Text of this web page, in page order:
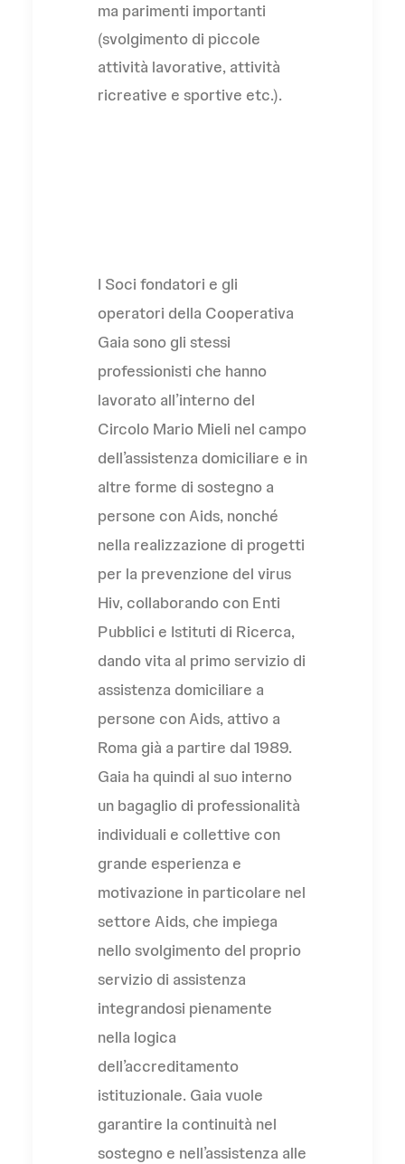
ma parimenti importanti
(svolgimento di piccole
attività lavorative, attività
ricreative e sportive etc.).
I Soci fondatori e gli
operatori della Cooperativa
Gaia sono gli stessi
professionisti che hanno
lavorato all’interno del
Circolo Mario Mieli nel campo
dell’assistenza domiciliare e in
altre forme di sostegno a
persone con Aids, nonché
nella realizzazione di progetti
per la prevenzione del virus
Hiv, collaborando con Enti
Pubblici e Istituti di Ricerca,
dando vita al primo servizio di
assistenza domiciliare a
persone con Aids, attivo a
Roma già a partire dal 1989.
Gaia ha quindi al suo interno
un bagaglio di professionalità
individuali e collettive con
grande esperienza e
motivazione in particolare nel
settore Aids, che impiega
nello svolgimento del proprio
servizio di assistenza
integrandosi pienamente
nella logica
dell’accreditamento
istituzionale. Gaia vuole
garantire la continuità nel
sostegno e nell’assistenza alle